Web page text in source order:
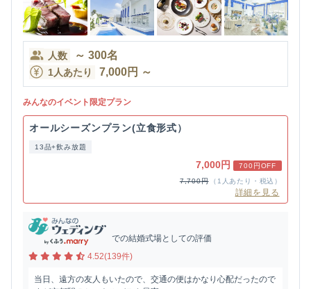
人数 ～ 300名
1人あたり 7,000円 ～
みんなのイベント限定プラン
オールシーズンプラン(立食形式）
13品+飲み放題
7,000円
700円OFF
7,700円
（1人あたり・税込）
詳細を見る
での結婚式場としての評価
4.52(139件)
当日、遠方の友人もいたので、交通の便はかなり心配だったので